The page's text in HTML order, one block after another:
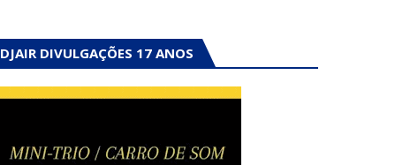
DJAIR DIVULGAÇÕES 17 ANOS